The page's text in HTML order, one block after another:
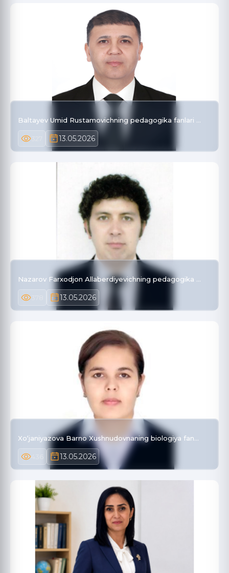
Baltayev Umid Rustamovichning pedagogika fanlari …
13.05.2026
Nazarov Farxodjon Allaberdiyevichning pedagogika …
13.05.2026
Xo‘janiyazova Barno Xushnudovnaning biologiya fan…
13.05.2026